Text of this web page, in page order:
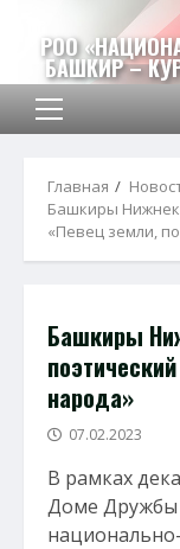
содержимому
РОО
БАШКИР –
Основное
Главная
Башкиры
«Певец земли,
Башкиры
народа»
07.02.2023
В рамках
Доме Дружбы